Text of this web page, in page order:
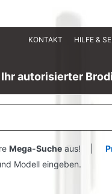
KONTAKT HILFE &
autorisierter
Mega-Sucheaus! |
Modell eingeben.